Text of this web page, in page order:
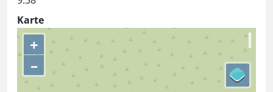
Karte
+
–